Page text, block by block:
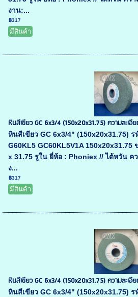
งาน:...
฿317
มีสินค้า
หินสีเขียว GC 6x3/4 (150x20x31.75) ความละเอี
หินสีเขียว GC 6x3/4" (150x20x31.75)
G60KL5 GC60KL5V1A 150x20x31.75
x 31.75 รูใน ยี่ห้อ : Phoniex // ไต้หวัน ค
ง...
฿317
มีสินค้า
หินสีเขียว GC 6x3/4 (150x20x31.75) ความละเอี
หินสีเขียว GC 6x3/4" (150x20x31.75)